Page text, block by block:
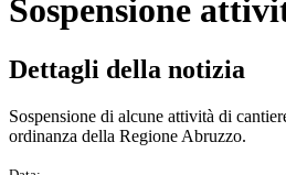
Sospensione
Dettagli della notizia
Sospensione di alcune attività di
ordinanza della Regione Abruzzo.